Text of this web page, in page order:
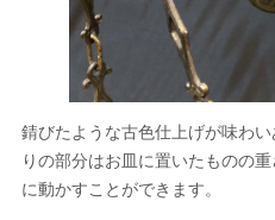
錆びたような古色仕上げが味わ
りの部分はお皿に置いたものの
に動かすことができます。